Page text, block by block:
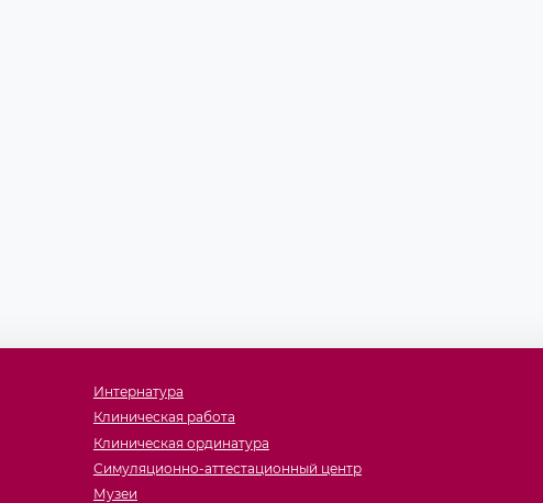
Интернатура
Клиническая работа
Клиническая ординатура
Симуляционно-аттестационный центр
Музеи